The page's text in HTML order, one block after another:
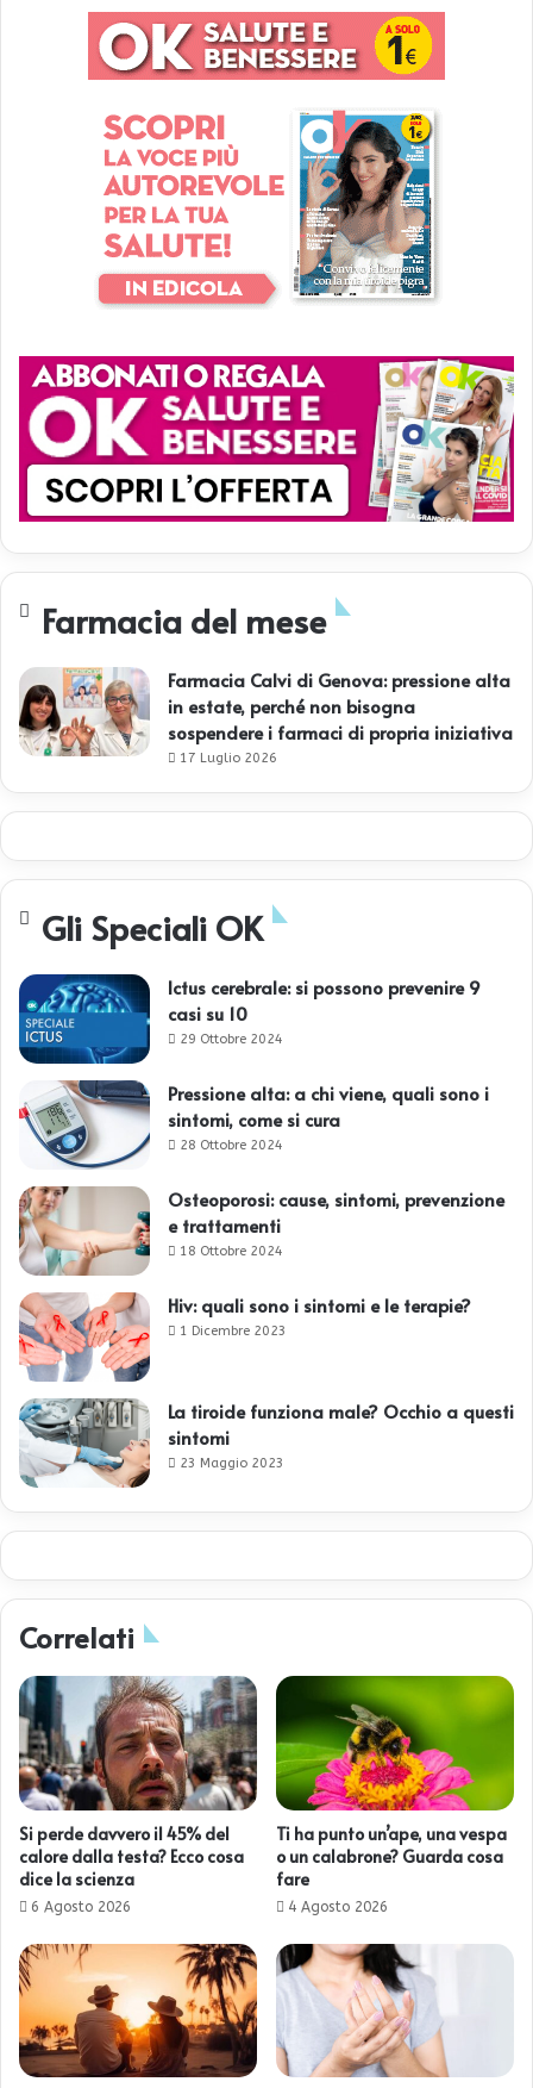
Farmacia del mese
Farmacia Calvi di Genova: pressione alta
in estate, perché non bisogna
sospendere i farmaci di propria iniziativa
17 Luglio 2026
Gli Speciali OK
Ictus cerebrale: si possono prevenire 9
casi su 10
29 Ottobre 2024
Pressione alta: a chi viene, quali sono i
sintomi, come si cura
28 Ottobre 2024
Osteoporosi: cause, sintomi, prevenzione
e trattamenti
18 Ottobre 2024
Hiv: quali sono i sintomi e le terapie?
1 Dicembre 2023
La tiroide funziona male? Occhio a questi
sintomi
23 Maggio 2023
Correlati
Si perde davvero il 45% del
calore dalla testa? Ecco cosa
dice la scienza
6 Agosto 2026
Ti ha punto un’ape, una vespa
o un calabrone? Guarda cosa
fare
4 Agosto 2026